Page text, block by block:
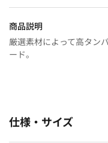
商品説明
厳選素材によって高タン
ード。
仕様・サイズ